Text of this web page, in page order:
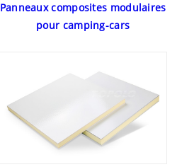
Panneaux composites modulaires
pour camping-cars